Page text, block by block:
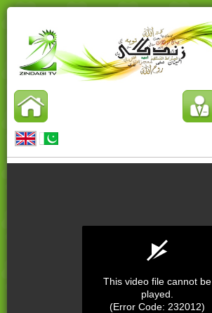
This video file cannot be
played.
(Error Code: 232012)